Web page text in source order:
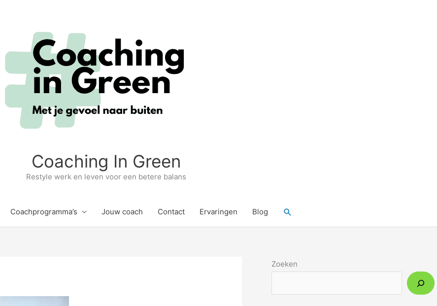
Coaching In Green
Restyle werk en leven voor een betere balans
Coachprogramma’s Jouw coach Contact Ervaringen Blog Zoeken
Zoeken